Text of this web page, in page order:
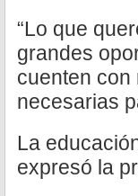
“Lo que
grandes
cuenten
necesarias
La
expresó la